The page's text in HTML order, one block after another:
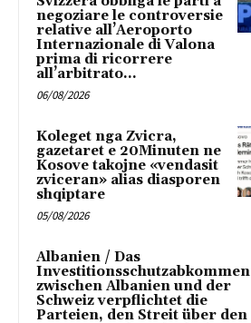
negoziare le controversie
relative all’Aeroporto
Internazionale di Valona
prima di ricorrere
all’arbitrato...
06/08/2026
Koleget nga Zvicra,
gazetaret e 20Minuten ne
Kosove takojne «vendasit
zviceran» alias diasporen
shqiptare
05/08/2026
Albanien / Das
Investitionsschutzabkommen
zwischen Albanien und der
Schweiz verpflichtet die
Parteien, den Streit über den